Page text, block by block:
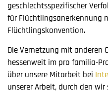
geschlechtsspezifischer
für Flüchtlingsanerkennung
Flüchtlingskonvention.
Die Vernetzung mit anderen
hessenweit im pro familia-
über unsere Mitarbeit bei
unserer Arbeit, durch den